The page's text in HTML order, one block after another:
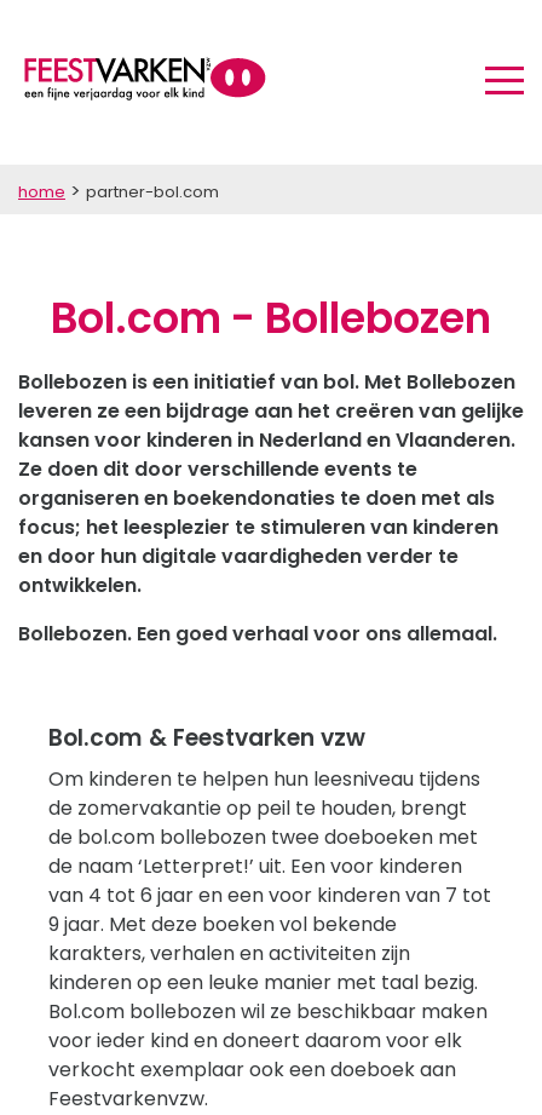
home > partner-bol.com
Bol.com - Bollebozen
Bollebozen is een initiatief van bol. Met Bollebozen
leveren ze een bijdrage aan het creëren van gelijke
kansen voor kinderen in Nederland en Vlaanderen.
Ze doen dit door verschillende events te
organiseren en boekendonaties te doen met als
focus; het leesplezier te stimuleren van kinderen
en door hun digitale vaardigheden verder te
ontwikkelen.
Bollebozen. Een goed verhaal voor ons allemaal.
Bol.com & Feestvarken vzw
Om kinderen te helpen hun leesniveau tijdens
de zomervakantie op peil te houden, brengt
de bol.com bollebozen twee doeboeken met
de naam ‘Letterpret!’ uit. Een voor kinderen
van 4 tot 6 jaar en een voor kinderen van 7 tot
9 jaar. Met deze boeken vol bekende
karakters, verhalen en activiteiten zijn
kinderen op een leuke manier met taal bezig.
Bol.com bollebozen wil ze beschikbaar maken
voor ieder kind en doneert daarom voor elk
verkocht exemplaar ook een doeboek aan
Feestvarkenvzw.